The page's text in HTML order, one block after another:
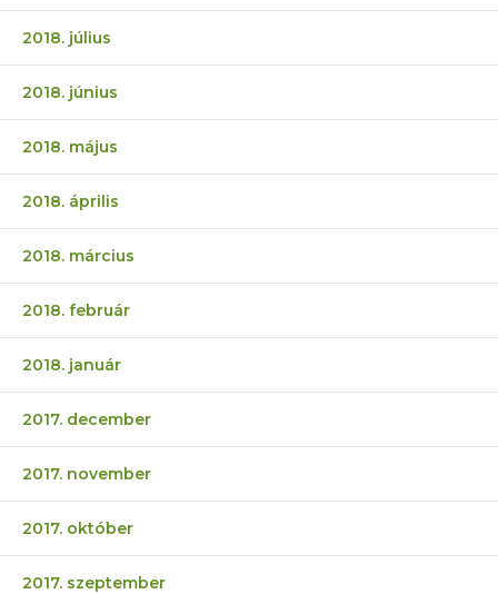
2018. július
2018. június
2018. május
2018. április
2018. március
2018. február
2018. január
2017. december
2017. november
2017. október
2017. szeptember